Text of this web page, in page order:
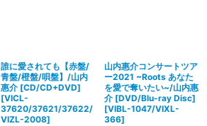
誰に愛されても【赤盤/
青盤/橙盤/唄盤】/山内
惠介 [CD/CD+DVD]
[VICL-
37620/37621/37622/
VIZL-2008]
山内惠介コンサートツア
ー2021 ~Roots あなた
を愛で奪いたい~/山内惠
介 [DVD/Blu-ray Disc]
[VIBL-1047/VIXL-
366]